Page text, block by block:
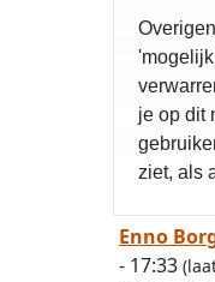
je op dit
ziet, als
Enno
- 17:33